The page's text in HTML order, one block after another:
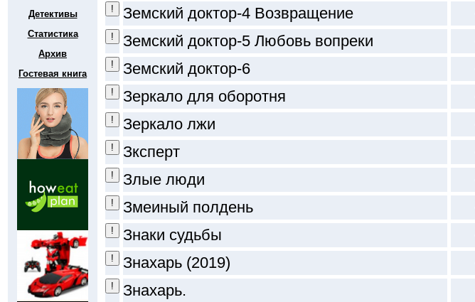
Детективы
Статистика
Архив
Гостевая книга
Земский доктор-4 Возвращение
Земский доктор-5 Любовь вопреки
Земский доктор-6
Зеркало для оборотня
Зеркало лжи
Зксперт
Злые люди
Змеиный полдень
Знаки судьбы
Знахарь (2019)
Знахарь.